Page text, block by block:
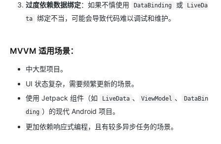
过度依赖数据绑定：如果不慎使用 DataBinding 或
LiveDa
ta
绑定不当，可能会导致代码难以调试和维护。
MVVM 适用场景：
中大型项目。
UI 状态复杂，需要频繁更新的场景。
使用 Jetpack 组件（如
LiveData 、 ViewModel 、
DataBin
ding ）的现代 Android 项目。
更加依赖响应式编程，且有较多异步任务的场景。